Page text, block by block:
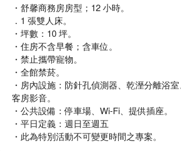
・舒馨商務房房型；12 小時。
．1 張雙人床。
・坪數：10 坪。
・住房不含早餐；含車位。
・禁止攜帶寵物。
・全館禁菸。
・房內設施：防針孔偵測器、乾溼分離浴室
客房影音。
・公共設備：停車場、Wi-Fi、提供插座。
・平日定義：週日至週五
・此為特別活動不可變更時間之專案。